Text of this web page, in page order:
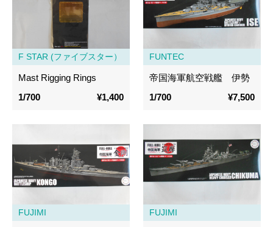
F STAR (ファイブスター）
Mast Rigging Rings
1/700
¥1,400
FUNTEC
帝国海軍航空戦艦 伊勢
1/700
¥7,500
FUJIMI FUJIMI